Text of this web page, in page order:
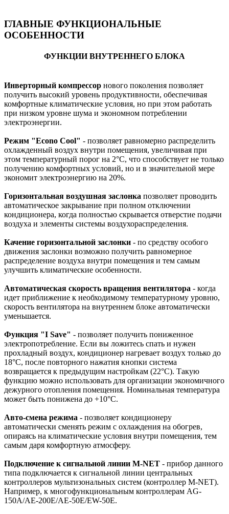
ГЛАВНЫЕ ФУНКЦИОНАЛЬНЫЕ
ОСОБЕННОСТИ
ФУНКЦИИ ВНУТРЕННЕГО БЛОКА
Инверторный компрессор нового поколения позволяет
получить высокий уровень продуктивности, обеспечивая
комфортные климатические условия, но при этом работать
при низком уровне шума и экономном потреблении
электроэнергии.
Режим "Econo Cool" - позволяет равномерно распределить
охлажденный воздух внутри помещения, увеличивая при
этом температурный порог на 2°C, что способствует не только
получению комфортных условий, но и в значительной мере
экономит электроэнергию на 20%.
Горизонтальная воздушная заслонка позволяет проводить
автоматическое закрывание при полном отключении
кондиционера, когда полностью скрывается отверстие подачи
воздуха и элементы системы воздухораспределения.
Качение горизонтальной заслонки - по средству особого
движения заслонки возможно получить равномерное
распределение воздуха внутри помещения и тем самым
улучшить климатические особенности.
Автоматическая скорость вращения вентилятора - когда
идет приближение к необходимому температурному уровню,
скорость вентилятора на внутреннем блоке автоматически
уменьшается.
Функция "I Save" - позволяет получить пониженное
электропотребление. Если вы ложитесь спать и нужен
прохладный воздух, кондиционер нагревает воздух только до
18°С, после повторного нажатия кнопки система
возвращается к предыдущим настройкам (22°С). Такую
функцию можно использовать для организации экономичного
дежурного отопления помещения. Номинальная температура
может быть понижена до +10°С.
Авто-смена режима - позволяет кондиционеру
автоматически сменять режим с охлаждения на обогрев,
опираясь на климатические условия внутри помещения, тем
самым даря комфортную атмосферу.
Подключение к сигнальной линии M-NET - прибор данного
типа подключается к сигнальной линии центральных
контроллеров мультизональных систем (контроллер M-NET).
Например, к многофункциональным контроллерам AG-
150A/AE-200E/AE-50E/EW-50E.